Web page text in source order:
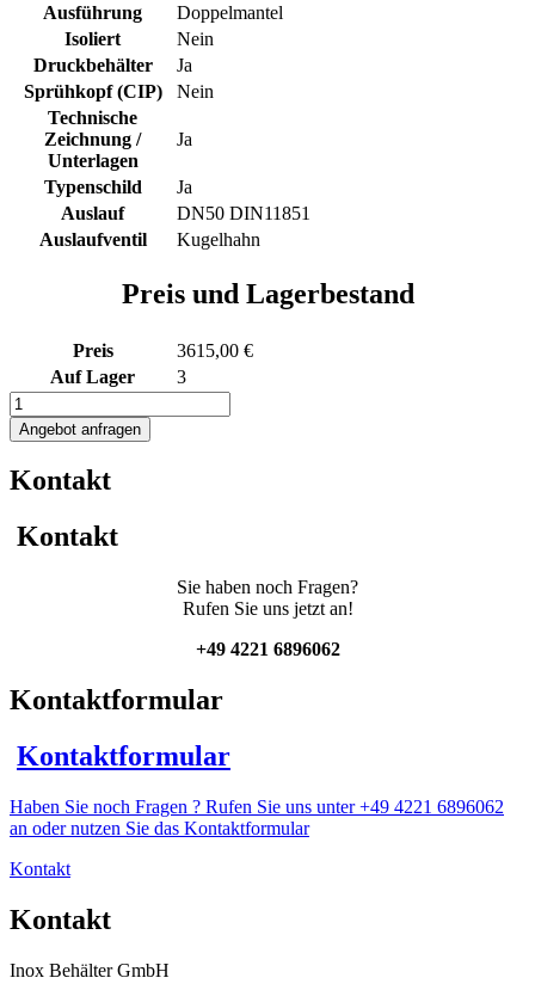
Ausführung
Doppelmantel
Isoliert
Nein
Druckbehälter
Ja
Sprühkopf (CIP)
Nein
Technische
Zeichnung /
Unterlagen
Ja
Typenschild
Ja
Auslauf
DN50 DIN11851
Auslaufventil
Kugelhahn
Preis und Lagerbestand
Preis
3615,00 €
Auf Lager
3
1310L
Edelstahl
IBC
Thermoplate
Angebot anfragen
Kontakt
Kontakt
Sie haben noch Fragen?
Rufen Sie uns jetzt an!
+49 4221 6896062
Kontaktformular
Kontaktformular
Haben Sie noch Fragen ? Rufen Sie uns unter +49 4221 6896062
an oder nutzen Sie das Kontaktformular
Kontakt
Kontakt
Inox Behälter GmbH